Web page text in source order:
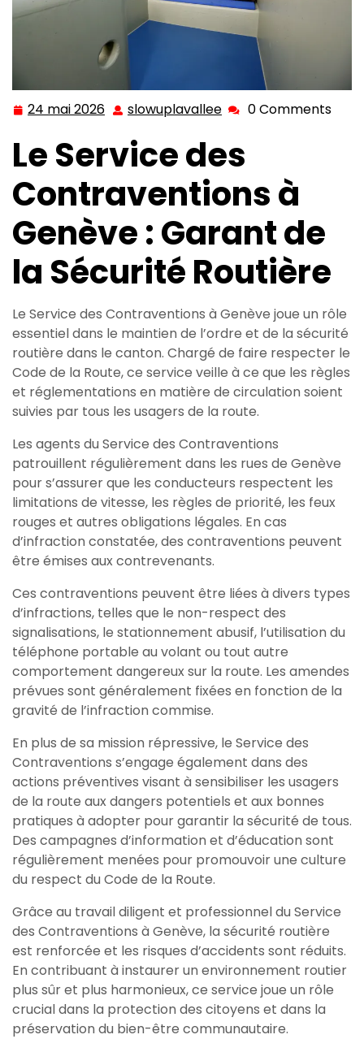
24 mai 2026 24
2026
slowuplavallee slowuplavallee
0 Comments
Le Service des
Contraventions à
Genève : Garant de
la Sécurité Routière
Le Service des Contraventions à Genève joue un rôle
essentiel dans le maintien de l’ordre et de la sécurité
routière dans le canton. Chargé de faire respecter le
Code de la Route, ce service veille à ce que les règles
et réglementations en matière de circulation soient
suivies par tous les usagers de la route.
Les agents du Service des Contraventions
patrouillent régulièrement dans les rues de Genève
pour s’assurer que les conducteurs respectent les
limitations de vitesse, les règles de priorité, les feux
rouges et autres obligations légales. En cas
d’infraction constatée, des contraventions peuvent
être émises aux contrevenants.
Ces contraventions peuvent être liées à divers types
d’infractions, telles que le non-respect des
signalisations, le stationnement abusif, l’utilisation du
téléphone portable au volant ou tout autre
comportement dangereux sur la route. Les amendes
prévues sont généralement fixées en fonction de la
gravité de l’infraction commise.
En plus de sa mission répressive, le Service des
Contraventions s’engage également dans des
actions préventives visant à sensibiliser les usagers
de la route aux dangers potentiels et aux bonnes
pratiques à adopter pour garantir la sécurité de tous.
Des campagnes d’information et d’éducation sont
régulièrement menées pour promouvoir une culture
du respect du Code de la Route.
Grâce au travail diligent et professionnel du Service
des Contraventions à Genève, la sécurité routière
est renforcée et les risques d’accidents sont réduits.
En contribuant à instaurer un environnement routier
plus sûr et plus harmonieux, ce service joue un rôle
crucial dans la protection des citoyens et dans la
préservation du bien-être communautaire.